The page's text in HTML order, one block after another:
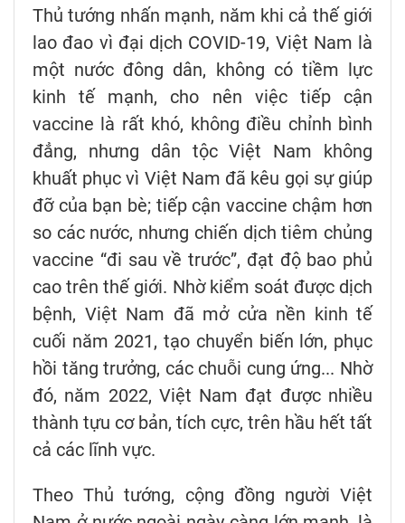
Thủ tướng nhấn mạnh, năm khi cả thế giới
lao đao vì đại dịch COVID-19, Việt Nam là
một nước đông dân, không có tiềm lực
kinh tế mạnh, cho nên việc tiếp cận
vaccine là rất khó, không điều chỉnh bình
đẳng, nhưng dân tộc Việt Nam không
khuất phục vì Việt Nam đã kêu gọi sự giúp
đỡ của bạn bè; tiếp cận vaccine chậm hơn
so các nước, nhưng chiến dịch tiêm chủng
vaccine “đi sau về trước”, đạt độ bao phủ
cao trên thế giới. Nhờ kiểm soát được dịch
bệnh, Việt Nam đã mở cửa nền kinh tế
cuối năm 2021, tạo chuyển biến lớn, phục
hồi tăng trưởng, các chuỗi cung ứng... Nhờ
đó, năm 2022, Việt Nam đạt được nhiều
thành tựu cơ bản, tích cực, trên hầu hết tất
cả các lĩnh vực.
Theo Thủ tướng, cộng đồng người Việt